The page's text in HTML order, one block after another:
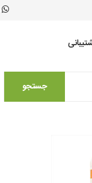
جستجو